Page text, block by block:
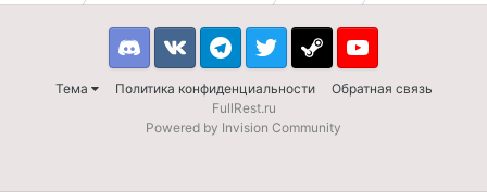
Тема Политика конфиденциальности Обратная связь
DiscordVK TelegramTwitter Steam Youtube
FullRest.ru
Powered by Invision Community